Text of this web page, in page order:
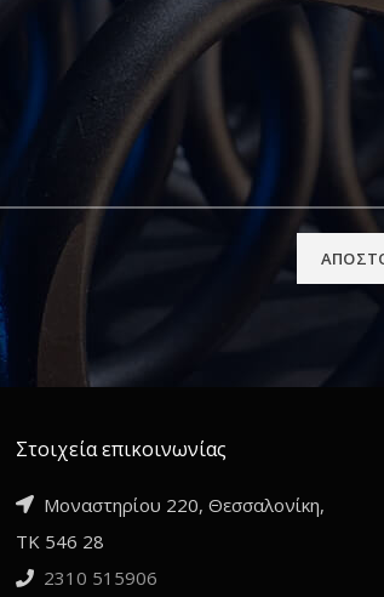
Στοιχεία επικοινωνίας
Μοναστηρίου 220, Θεσσαλονίκη,
ΤΚ 546 28
2310 515906